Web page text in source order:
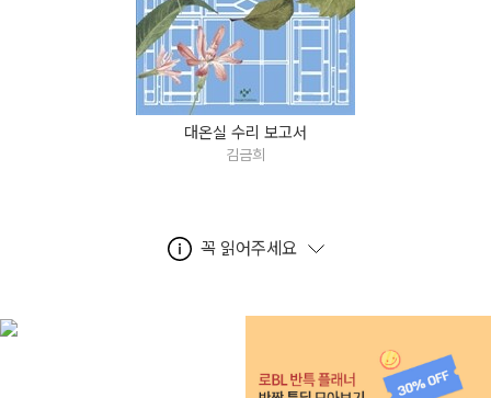
대온실 수리 보고서
김금희
꼭 읽어주세요